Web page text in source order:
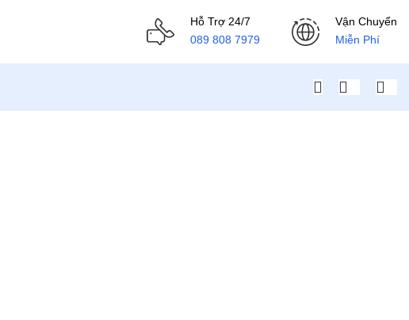
Hỗ Trợ 24/7
089 808 7979
Vận Chuyển
Miễn Phí